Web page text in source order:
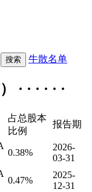
牛散名单
· · · · ·
占总股本
比例
报告期
0.38%
2026-
03-31
0.47%
2025-
12-31